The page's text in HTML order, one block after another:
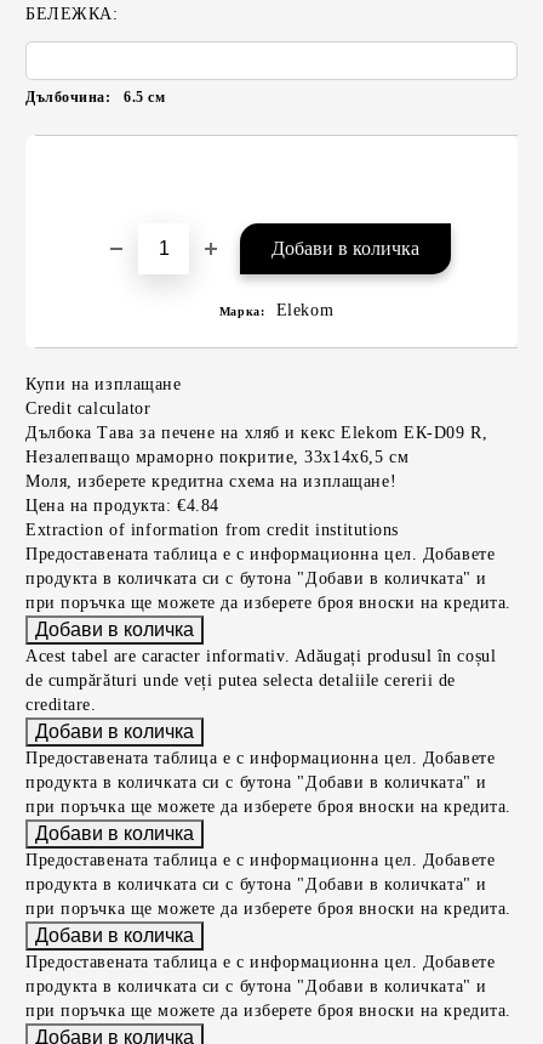
БЕЛЕЖКА:
Дълбочина: 6.5см
Марка: Elekom
Купи на изплащане
Credit calculator
Дълбока Тава за печене на хляб и кекс Elekom ЕК-D09 R,
Незалепващо мраморно покритие, 33х14x6,5 см
Моля, изберете кредитна схема на изплащане!
Цена на продукта: €4.84
Extraction of information from credit institutions
Предоставената таблица е с информационна цел. Добавете
продукта в количката си с бутона "Добави в количката" и
при поръчка ще можете да изберете броя вноски на кредита.
Acest tabel are caracter informativ. Adăugați produsul în coșul
de cumpărături unde veți putea selecta detaliile cererii de
creditare.
Предоставената таблица е с информационна цел. Добавете
продукта в количката си с бутона "Добави в количката" и
при поръчка ще можете да изберете броя вноски на кредита.
Предоставената таблица е с информационна цел. Добавете
продукта в количката си с бутона "Добави в количката" и
при поръчка ще можете да изберете броя вноски на кредита.
Предоставената таблица е с информационна цел. Добавете
продукта в количката си с бутона "Добави в количката" и
при поръчка ще можете да изберете броя вноски на кредита.